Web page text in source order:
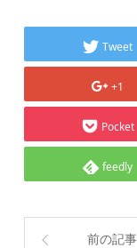
Tweet
+1
Pocket
feedly
前の記事